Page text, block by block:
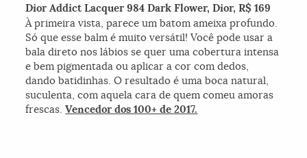
Dior Addict Lacquer 984 Dark Flower, Dior, R$ 169
À primeira vista, parece um batom ameixa profundo.
Só que esse balm é muito versátil! Você pode usar a
bala direto nos lábios se quer uma cobertura intensa
e bem pigmentada ou aplicar a cor com dedos,
dando batidinhas. O resultado é uma boca natural,
suculenta, com aquela cara de quem comeu amoras
frescas.Vencedor dos 100+ de 2017.